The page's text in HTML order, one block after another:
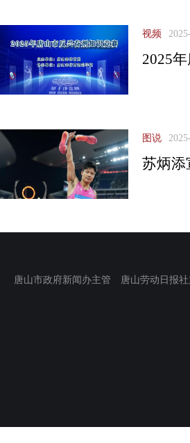
视频
2025
图说
苏炳添
唐山市政府新闻办主管 唐山劳动日报